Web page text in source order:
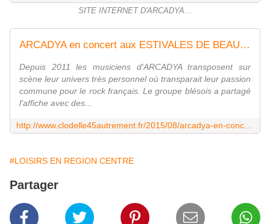
SITE INTERNET D'ARCADYA...
ARCADYA en concert aux ESTIVALES DE BEAUGENCY le 1er août 2015 - VIVRE AUTREMENT VOS LOISIRS avec Clodelle
Depuis 2011 les musiciens d'ARCADYA transposent sur
scène leur univers très personnel où transparait leur passion
commune pour le rock français. Le groupe blésois a partagé
l'affiche avec des...
#LOISIRS EN REGION CENTRE
Partager